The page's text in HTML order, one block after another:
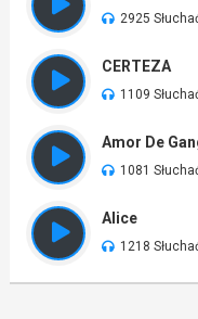
2925
CERTEZA
1109
Amor De
1081
Alice
1218